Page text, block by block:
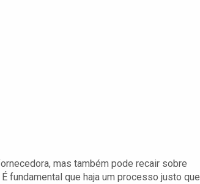
mas também pode recair sobre
fundamental que haja um processo justo que